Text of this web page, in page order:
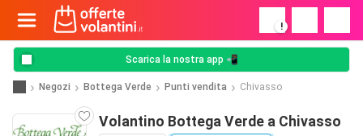
!
Scarica la nostra app 📲
Negozi Bottega Verde Punti vendita Chivasso
Volantino Bottega Verde a Chivasso